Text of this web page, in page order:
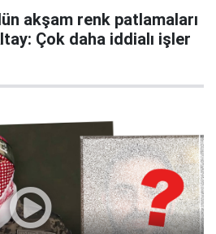
akşam renk patlamaları
Çok daha iddialı işler